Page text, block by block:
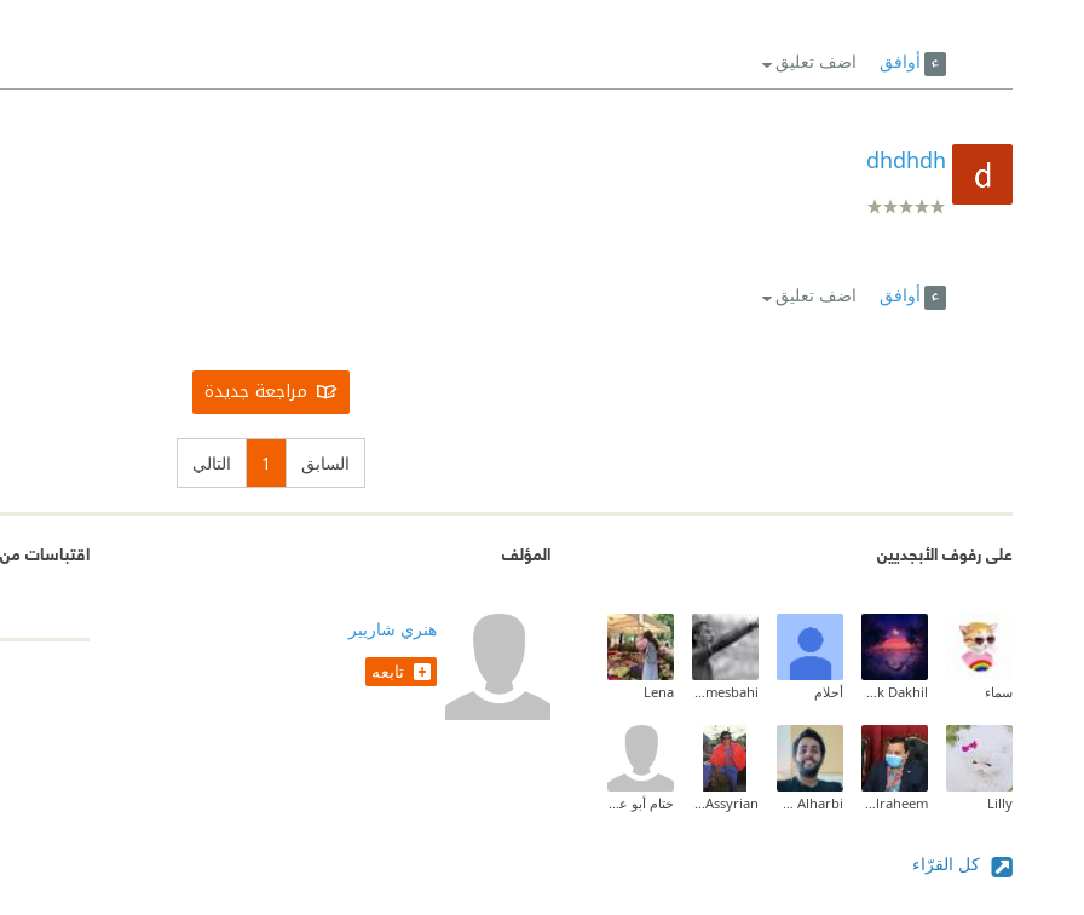
أوافق اضف تعليق
dhdhdh
أوافق اضف تعليق
مراجعة جديدة
السابق 1 التالي
على رفوف الأبجديين
سماء Tarek Dakhil أحلام yunes mesbahi
Lena
Lilly
Mohammed Abdelraheem
Khalid Alharbi
Ashoraya Assyrian ختام أبو علي
كل القرّاء
المؤلف
هنري شاريير
تابعه
اقتباسات من